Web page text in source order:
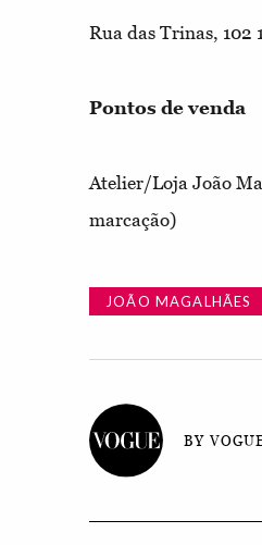
Rua das Trinas, 102
Pontos de venda
Atelier/Loja João
marcação)
JOÃO MAGALHÃES
BY